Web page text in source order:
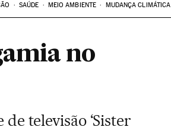
SAÚDE MEIO AMBIENTE MUDANÇA CLIMÁTICA
no
televisão ‘Sister